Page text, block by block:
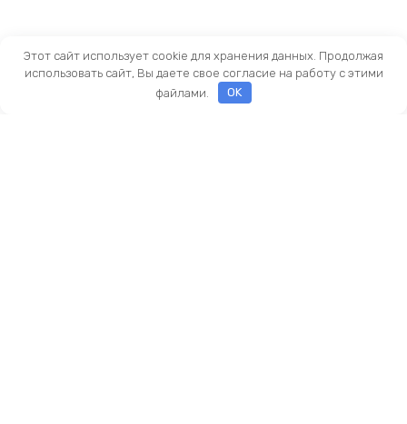
Этот сайт использует cookie для хранения данных. Продолжая
использовать сайт, Вы даете свое согласие на работу с этими
файлами.
OK